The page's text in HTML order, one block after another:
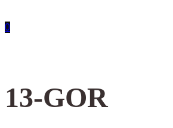
0
13-GOR